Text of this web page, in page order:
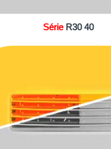
Série R30 40